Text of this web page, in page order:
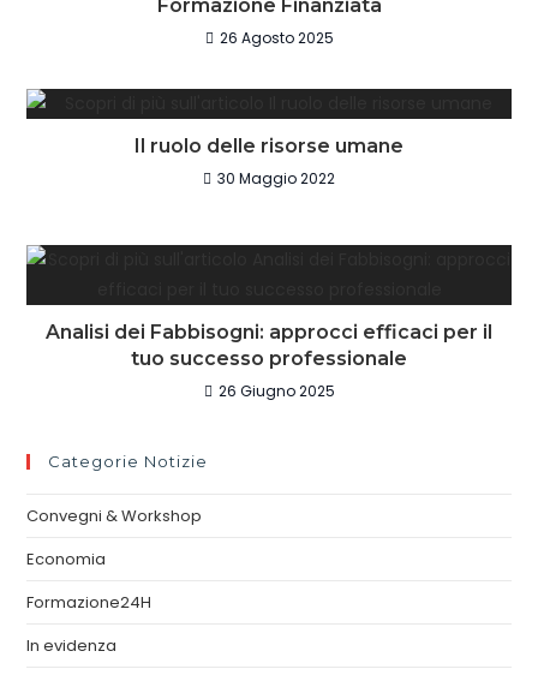
Formazione Finanziata
26 Agosto 2025
Il ruolo delle risorse umane
30 Maggio 2022
Analisi dei Fabbisogni: approcci efficaci per il
tuo successo professionale
26 Giugno 2025
Categorie Notizie
Convegni & Workshop
Economia
Formazione24H
In evidenza